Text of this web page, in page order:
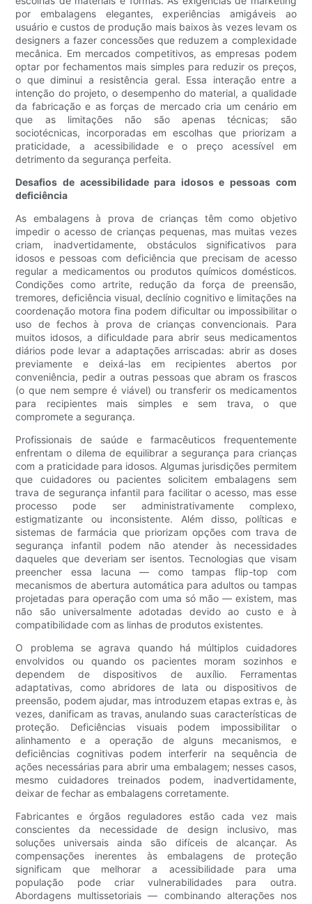
por embalagens elegantes, experiências amigáveis ​​ao
usuário e custos de produção mais baixos às vezes levam os
designers a fazer concessões que reduzem a complexidade
mecânica. Em mercados competitivos, as empresas podem
optar por fechamentos mais simples para reduzir os preços,
o que diminui a resistência geral. Essa interação entre a
intenção do projeto, o desempenho do material, a qualidade
da fabricação e as forças de mercado cria um cenário em
que as limitações não são apenas técnicas; são
sociotécnicas, incorporadas em escolhas que priorizam a
praticidade, a acessibilidade e o preço acessível em
detrimento da segurança perfeita.
Desafios de acessibilidade para idosos e pessoas com
deficiência
As embalagens à prova de crianças têm como objetivo
impedir o acesso de crianças pequenas, mas muitas vezes
criam, inadvertidamente, obstáculos significativos para
idosos e pessoas com deficiência que precisam de acesso
regular a medicamentos ou produtos químicos domésticos.
Condições como artrite, redução da força de preensão,
tremores, deficiência visual, declínio cognitivo e limitações na
coordenação motora fina podem dificultar ou impossibilitar o
uso de fechos à prova de crianças convencionais. Para
muitos idosos, a dificuldade para abrir seus medicamentos
diários pode levar a adaptações arriscadas: abrir as doses
previamente e deixá-las em recipientes abertos por
conveniência, pedir a outras pessoas que abram os frascos
(o que nem sempre é viável) ou transferir os medicamentos
para recipientes mais simples e sem trava, o que
compromete a segurança.
Profissionais de saúde e farmacêuticos frequentemente
enfrentam o dilema de equilibrar a segurança para crianças
com a praticidade para idosos. Algumas jurisdições permitem
que cuidadores ou pacientes solicitem embalagens sem
trava de segurança infantil para facilitar o acesso, mas esse
processo pode ser administrativamente complexo,
estigmatizante ou inconsistente. Além disso, políticas e
sistemas de farmácia que priorizam opções com trava de
segurança infantil podem não atender às necessidades
daqueles que deveriam ser isentos. Tecnologias que visam
preencher essa lacuna — como tampas flip-top com
mecanismos de abertura automática para adultos ou tampas
projetadas para operação com uma só mão — existem, mas
não são universalmente adotadas devido ao custo e à
compatibilidade com as linhas de produtos existentes.
O problema se agrava quando há múltiplos cuidadores
envolvidos ou quando os pacientes moram sozinhos e
dependem de dispositivos de auxílio. Ferramentas
adaptativas, como abridores de lata ou dispositivos de
preensão, podem ajudar, mas introduzem etapas extras e, às
vezes, danificam as travas, anulando suas características de
proteção. Deficiências visuais podem impossibilitar o
alinhamento e a operação de alguns mecanismos, e
deficiências cognitivas podem interferir na sequência de
ações necessárias para abrir uma embalagem; nesses casos,
mesmo cuidadores treinados podem, inadvertidamente,
deixar de fechar as embalagens corretamente.
Fabricantes e órgãos reguladores estão cada vez mais
conscientes da necessidade de design inclusivo, mas
soluções universais ainda são difíceis de alcançar. As
compensações inerentes às embalagens de proteção
significam que melhorar a acessibilidade para uma
população pode criar vulnerabilidades para outra.
Abordagens multissetoriais — combinando alterações nos